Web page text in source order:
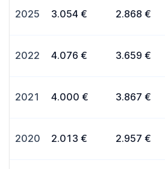
2025 3.054 € 2.868 €
2022 4.076 € 3.659 €
2021 4.000 € 3.867 €
2020 2.013 € 2.957 €